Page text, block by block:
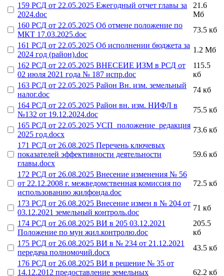
159 РСД от 22.05.2025 Ежегодный отчет главы за
2024.doc
21.6
Мб
160 РСД от 22.05.2025 Об отмене положение по
МКТ 17.03.2025.doc
73.5 кб
161 РСД от 22.05.2025 Об исполнении бюджета за
2024 год (район).doc
1.2 Мб
162 РСД от 22.05.2025 ВНЕСЕИЕ ИЗМ в РСД от
02 июля 2021 года № 187 испр.doc
115.5
кб
163 РСД от 22.05.2025 Район Вн. изм. земельный
налог.doc
74 кб
164 РСД от 22.05.2025 Район вн. изм. НИФЛ в
№132 от 19.12.2024.doc
75.5 кб
165 РСД от 22.05.2025 УСП_положение_редакция
2025 год.docx
73.6 кб
171 РСД от 26.08.2025 Перечень ключевых
показателей эффективности деятельности
главы.docx
59.6 кб
172 РСД от 26.08.2025 Внесение изменения № 56
от 22.12.2008 г. межведомственная комиссия по
использованию жилфонда.doc
72.5 кб
173 РСД от 26.08.2025 Внесение измен в № 204 от
03.12.2021 земельный контроль.doc
71 кб
174 РСД от 26.08.2025 ВИ в 205 03.12.2021
Положение по мун жил.контролю.doc
205.5
кб
175 РСД от 26.08.2025 ВИ в № 234 от 21.12.2021
передача полномочий.docx
43.5 кб
176 РСД от 26.08.2025 ВИ в решение № 35 от
14.12.2012 предоставление земельных
62.2 кб